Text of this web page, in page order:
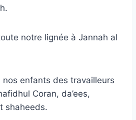
notre lignée à Jannah al
nos enfants des travailleurs
Coran, da’ees,
shaheeds.